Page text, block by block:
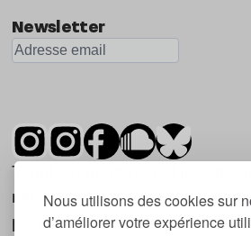
Nous utilisons des cookies sur
d’améliorer votre expérience
Newsletter
Tsugi est un mensuel
musique et les nouvelles
première parution date de